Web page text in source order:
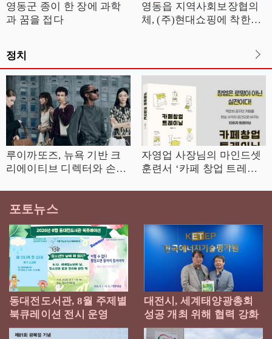
영동군 종이 한 장에 과학
과 꿈을 접다
영동읍 지역사회보장협의
체, (주)현대쇼핑에 착한가
정치
루이까또즈, 뉴욕 기반 크
리에이티브 디렉터와 손잡
자영업 사장님의 마인드셋
훈련서 ‘카페 창업 트레이
포토뉴스
동대전도서관, 8월 주제별
북큐레이션 전시 운영
대전시, 세계태양광총회
성공 개최 위해 협력 강화